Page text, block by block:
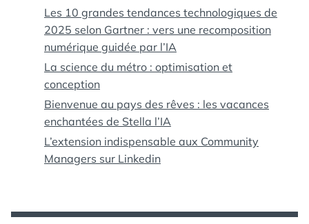
Les 10 grandes tendances technologiques de
2025 selon Gartner : vers une recomposition
numérique guidée par l’IA
La science du métro : optimisation et
conception
Bienvenue au pays des rêves : les vacances
enchantées de Stella l’IA
L’extension indispensable aux Community
Managers sur Linkedin